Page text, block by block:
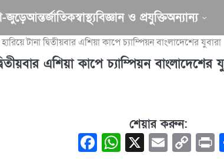
জুড়েআন্তর্জাতিকস্বাস্থ্যবিজ্ঞান ও প্রযুক্তিঅন্যান্য
টানা দ্বিতীয়বার এশিয়া কাপে চ্যাম্পিয়ন বাংলাদেশের যুবারা
এশিয়া কাপে চ্যাম্পিয়ন বাংলাদেশের
শেয়ার করুন:
Facebook
WhatsApp
X Email